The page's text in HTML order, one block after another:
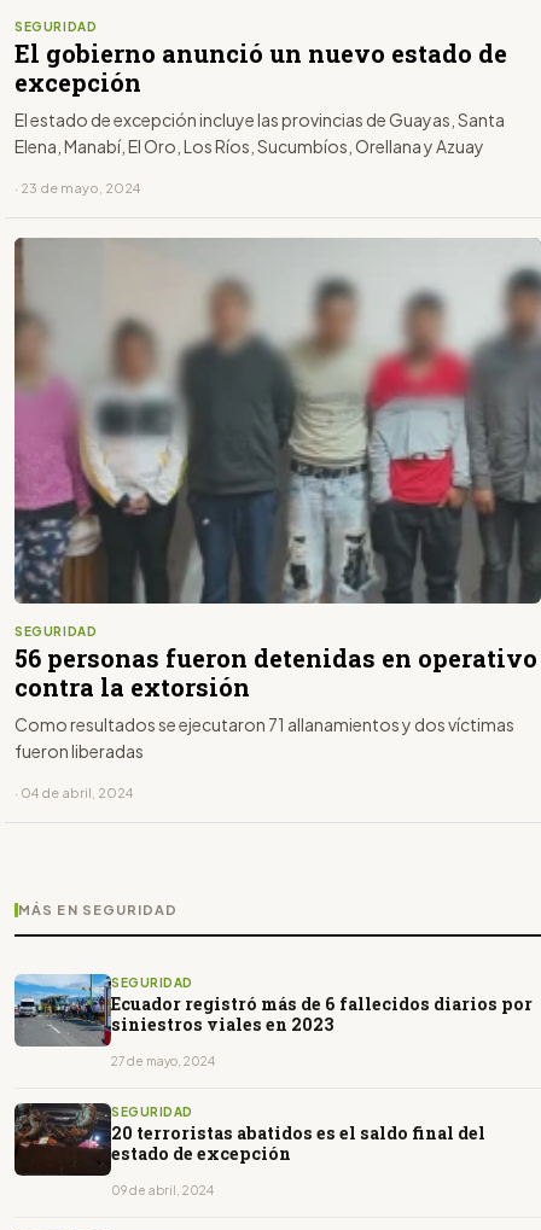
SEGURIDAD
El gobierno anunció un nuevo estado de
excepción
El estado de excepción incluye las provincias de Guayas, Santa
Elena, Manabí, El Oro, Los Ríos, Sucumbíos, Orellana y Azuay
· 23 de mayo, 2024
SEGURIDAD
56 personas fueron detenidas en operativo
contra la extorsión
Como resultados se ejecutaron 71 allanamientos y dos víctimas
fueron liberadas
· 04 de abril, 2024
MÁS EN SEGURIDAD
SEGURIDAD
Ecuador registró más de 6 fallecidos diarios por
siniestros viales en 2023
27 de mayo, 2024
SEGURIDAD
20 terroristas abatidos es el saldo final del
estado de excepción
09 de abril, 2024